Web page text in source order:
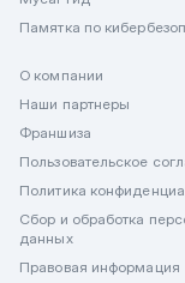
Памятка по
О компании
Наши партнеры
Франшиза
Пользовательское
Политика
Сбор и обработка
данных
Правовая информация